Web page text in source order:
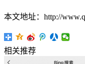
本文地址：http://
相关推荐